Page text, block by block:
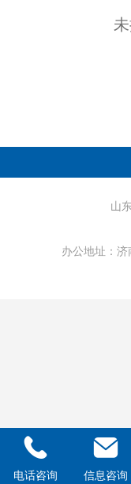
山
办公地址：
电话咨询 信息咨询